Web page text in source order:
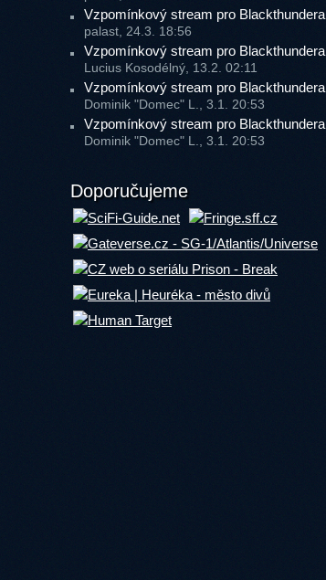
Vzpomínkový stream pro Blackthundera
palast, 24.3. 18:56
Vzpomínkový stream pro Blackthundera
Lucius Kosodélný, 13.2. 02:11
Vzpomínkový stream pro Blackthundera
Dominik "Domec" L., 3.1. 20:53
Vzpomínkový stream pro Blackthundera
Dominik "Domec" L., 3.1. 20:53
Doporučujeme